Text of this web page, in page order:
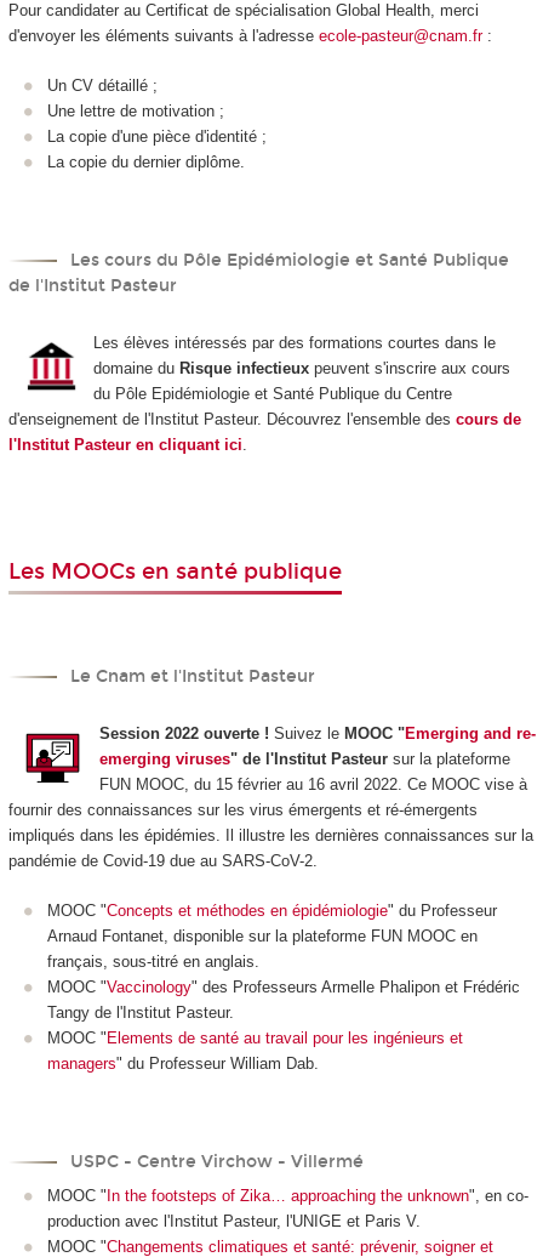
Pour candidater au Certificat de spécialisation Global Health, merci
d'envoyer les éléments suivants à l'adresse ecole-pasteur@cnam.fr:
Un CV détaillé ;
Une lettre de motivation ;
La copie d'une pièce d'identité ;
La copie du dernier diplôme.
Les cours du Pôle Epidémiologie et Santé Publique
de l'Institut Pasteur
Les élèves intéressés par des formations courtes dans le
domaine du Risque infectieuxpeuvent s'inscrire aux cours
du Pôle Epidémiologie et Santé Publique du Centre
d'enseignement de l'Institut Pasteur. Découvrez l'ensemble des cours de
l'Institut Pasteur en cliquant ici.
Les MOOCs en santé publique
Le Cnam et l'Institut Pasteur
Session 2022 ouverte ! Suivez le MOOC "Emerging and re-
emerging viruses" de l'Institut Pasteursur la plateforme
FUN MOOC, du 15 février au 16 avril 2022. Ce MOOC vise à
fournir des connaissances sur les virus émergents et ré-émergents
impliqués dans les épidémies. Il illustre les dernières connaissances sur la
pandémie de Covid-19 due au SARS-CoV-2.
MOOC "Concepts et méthodes en épidémiologie" du Professeur
Arnaud Fontanet, disponible sur la plateforme FUN MOOC en
français, sous-titré en anglais.
MOOC "Vaccinology" des Professeurs Armelle Phalipon et Frédéric
Tangy de l'Institut Pasteur.
MOOC " Elements de santé au travail pour les ingénieurs et
managers" du Professeur William Dab.
USPC - Centre Virchow - Villermé
MOOC "In the footsteps of Zika… approaching the unknown", en co-
production avec l'Institut Pasteur, l'UNIGE et Paris V.
MOOC "Changements climatiques et santé: prévenir, soigner et